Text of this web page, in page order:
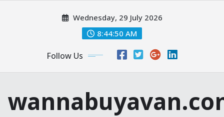
Wednesday, 29 July 2026
8:44:51 AM
Follow Us